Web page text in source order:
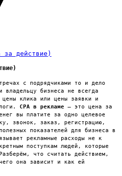
за действие)
с подрядчиками то и дело
владельцу бизнеса не всегда
клика или цены заявки и
CPA в рекламе — это цена за
вы платите за одно целевое
звонок, заказ, регистрацию,
показателей для бизнеса в
рекламные расходы не к
поступкам людей, которые
что считать действием,
она зависит и как ей